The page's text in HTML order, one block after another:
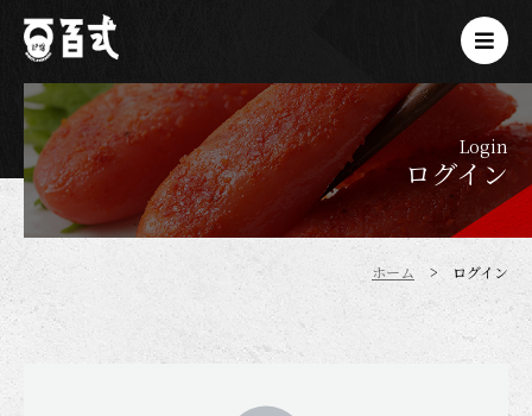
Login
ログイン
ホーム ログイン